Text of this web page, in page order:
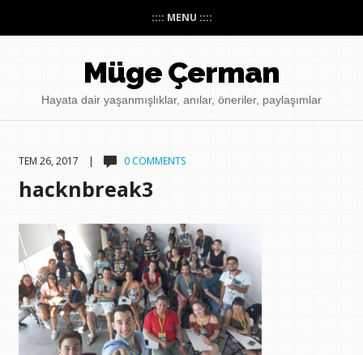
:::: MENU ::::
Müge Çerman
Hayata dair yaşanmışlıklar, anılar, öneriler, paylaşımlar
TEM 26, 2017 | 0 COMMENTS
hacknbreak3